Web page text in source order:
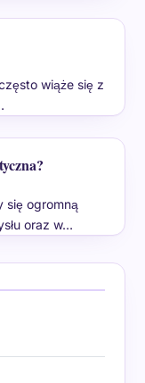
wiąże się z
się ogromną
oraz w…